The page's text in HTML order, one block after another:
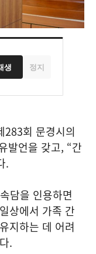
생 정지
283회 문경시의
발언을 갖고, “간
.
담을 인용하면
상에서 가족 간
지하는 데 어려
.